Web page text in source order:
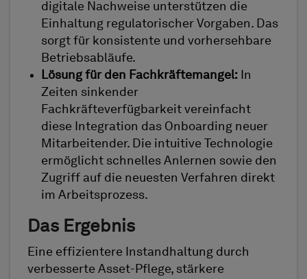
digitale Nachweise unterstützen die
Einhaltung regulatorischer Vorgaben. Das
sorgt für konsistente und vorhersehbare
Betriebsabläufe.
Lösung für den Fachkräftemangel: In
Zeiten sinkender
Fachkräfteverfügbarkeit vereinfacht
diese Integration das Onboarding neuer
Mitarbeitender. Die intuitive Technologie
ermöglicht schnelles Anlernen sowie den
Zugriff auf die neuesten Verfahren direkt
im Arbeitsprozess.
Das Ergebnis
Eine effizientere Instandhaltung durch
verbesserte Asset-Pflege, stärkere